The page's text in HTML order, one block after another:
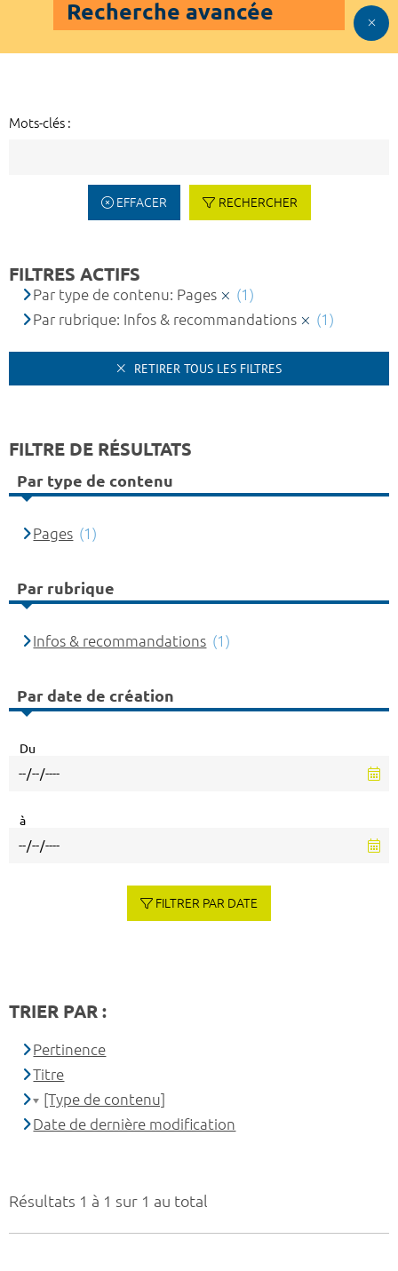
Recherche avancée
Mots-clés :
EFFACER RECHERCHER
Résultats 1 à 1 sur 1 au total
FILTRES ACTIFS
Par type de contenu: Pages
(1)
Par rubrique: Infos & recommandations
(1)
RETIRER TOUS LES FILTRES
FILTRE DE RÉSULTATS
Par type de contenu
Pages (1)
Par rubrique
Infos & recommandations (1)
Par date de création
Du
à
FILTRER PAR DATE
TRIER PAR :
Pertinence
Titre
[Type de contenu]
Date de dernière modification